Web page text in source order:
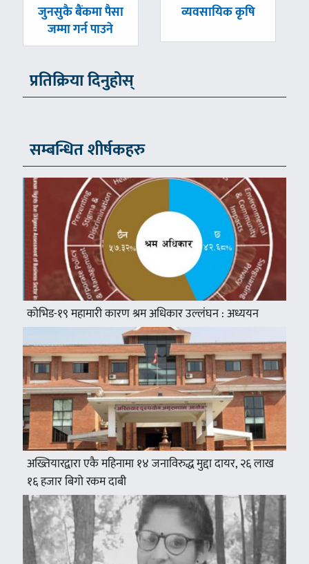
पछिल्लाे
जुनसुकै बैंकमा पैसा
जम्मा गर्न पाउने
अघिल्लाे
व्यवसायिक कृषि
प्रतिक्रिया दिनुहोस्
सम्बन्धित शीर्षकहरु
कोभिड-१९ महामारी कारण श्रम अधिकार उल्लंघन : अध्ययन
अख्तियारद्वारा एकै महिनामा १४ जनाविरुद्ध मुद्दा दायर, २६ लाख
१६ हजार बिगो रकम दाबी